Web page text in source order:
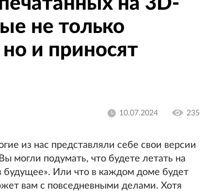
не только
и приносят
10.07.2024 235
из нас представляли себе свои версии
могли подумать, что будете летать на
Или что в каждом доме будет
вам с повседневными делами. Хотя